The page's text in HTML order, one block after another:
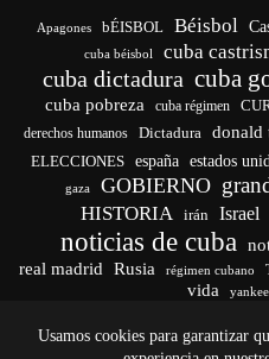
Usamos cookies para garantizar
Apagones bÉISBOL Béisbol
cuba béisbol cuba
cuba dictadura cuba
cuba pobreza cuba régimen
derechos humanos Dictadura donald
ELECCIONES españa estados
gaza GOBIERNO
HISTORIA irán Israel
noticias de cuba
real madrid
Rusia régimen cubano
vida